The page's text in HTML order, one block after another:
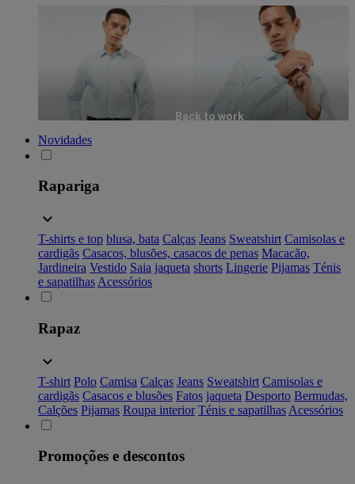
Back to work
Novidades
Rapariga
T-shirts e top blusa, bata Calças Jeans Sweatshirt Camisolas e
cardigãs Casacos, blusões, casacos de penas Macacão,
Jardineira Vestido Saia jaqueta shorts Lingerie Pijamas Ténis
e sapatilhas Acessórios
Rapaz
T-shirt Polo Camisa Calças Jeans Sweatshirt Camisolas e
cardigãs Casacos e blusões Fatos jaqueta Desporto Bermudas,
Calções Pijamas Roupa interior Ténis e sapatilhas Acessórios
Promoções e descontos